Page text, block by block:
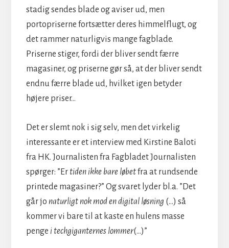
stadig sendes blade og aviser ud, men
portopriserne fortsætter deres himmelflugt, og
det rammer naturligvis mange fagblade.
Priserne stiger, fordi der bliver sendt færre
magasiner, og priserne gør så, at der bliver sendt
endnu færre blade ud, hvilket igen betyder
højere priser…
Det er slemt nok i sig selv, men det virkelig
interessante er et interview med Kirstine Baloti
fra HK. Journalisten fra Fagbladet Journalisten
spørger: ”Er tiden ikke bare løbetfra at rundsende
printede magasiner?” Og svaret lyder bl.a. ”Det
går jo naturligt nok mod en digital løsning (…) så
kommer vi bare til at kaste en hulens masse
penge i techgiganternes lommer(…)”